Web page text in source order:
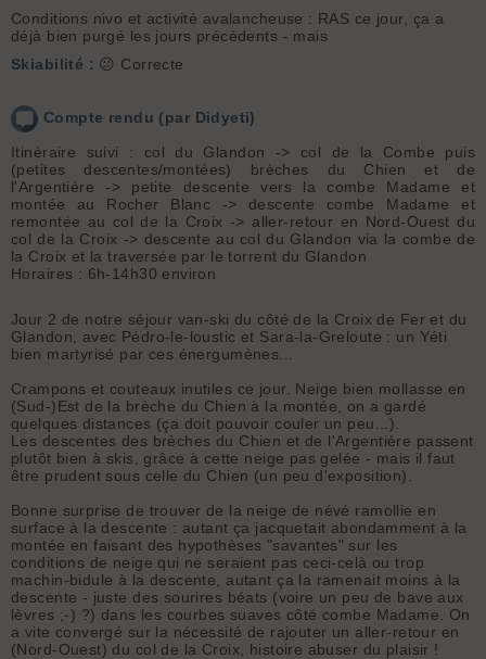
Conditions nivo et activité avalancheuse : RAS ce jour, ça a
déjà bien purgé les jours précédents - mais
Skiabilité : 😐 Correcte
Compte rendu (par Didyeti)
Itinéraire suivi : col du Glandon -> col de la Combe puis
(petites descentes/montées) brèches du Chien et de
l'Argentière -> petite descente vers la combe Madame et
montée au Rocher Blanc -> descente combe Madame et
remontée au col de la Croix -> aller-retour en Nord-Ouest du
col de la Croix -> descente au col du Glandon via la combe de
la Croix et la traversée par le torrent du Glandon
Horaires : 6h-14h30 environ
Jour 2 de notre séjour van-ski du côté de la Croix de Fer et du
Glandon, avec Pédro-le-loustic et Sara-la-Greloute : un Yéti
bien martyrisé par ces énergumènes...
Crampons et couteaux inutiles ce jour. Neige bien mollasse en
(Sud-)Est de la brèche du Chien à la montée, on a gardé
quelques distances (ça doit pouvoir couler un peu...).
Les descentes des brèches du Chien et de l'Argentière passent
plutôt bien à skis, grâce à cette neige pas gelée - mais il faut
être prudent sous celle du Chien (un peu d'exposition).
Bonne surprise de trouver de la neige de névé ramollie en
surface à la descente : autant ça jacquetait abondamment à la
montée en faisant des hypothèses "savantes" sur les
conditions de neige qui ne seraient pas ceci-celà ou trop
machin-bidule à la descente, autant ça la ramenait moins à la
descente - juste des sourires béats (voire un peu de bave aux
lèvres ;-) ?) dans les courbes suaves côté combe Madame. On
a vite convergé sur la nécessité de rajouter un aller-retour en
(Nord-Ouest) du col de la Croix, histoire abuser du plaisir !